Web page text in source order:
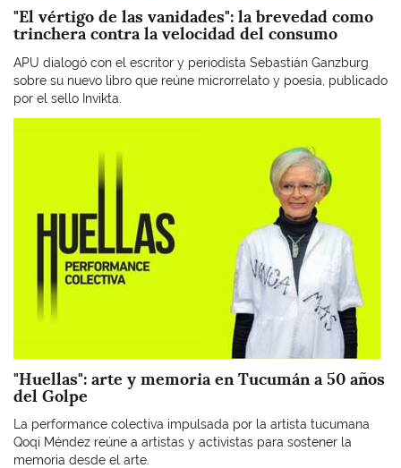
"El vértigo de las vanidades": la brevedad como
trinchera contra la velocidad del consumo
APU dialogó con el escritor y periodista Sebastián Ganzburg
sobre su nuevo libro que reúne microrrelato y poesía, publicado
por el sello Invikta.
"Huellas": arte y memoria en Tucumán a 50 años
del Golpe
La performance colectiva impulsada por la artista tucumana
Qoqi Méndez reúne a artistas y activistas para sostener la
memoria desde el arte.